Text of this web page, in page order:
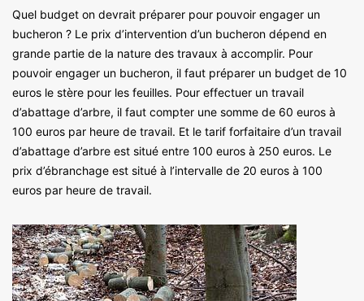
Quel budget on devrait préparer pour pouvoir engager un
bucheron ? Le prix d’intervention d’un bucheron dépend en
grande partie de la nature des travaux à accomplir. Pour
pouvoir engager un bucheron, il faut préparer un budget de 10
euros le stère pour les feuilles. Pour effectuer un travail
d’abattage d’arbre, il faut compter une somme de 60 euros à
100 euros par heure de travail. Et le tarif forfaitaire d’un travail
d’abattage d’arbre est situé entre 100 euros à 250 euros. Le
prix d’ébranchage est situé à l’intervalle de 20 euros à 100
euros par heure de travail.